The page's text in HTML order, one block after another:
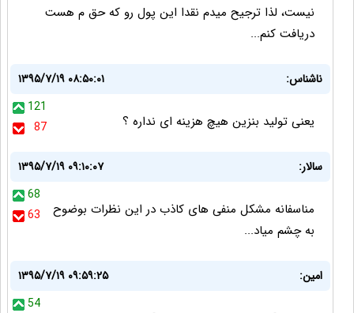
نیست، لذا ترجیح میدم نقدا این پول رو که حق م هست
دریافت کنم...
ناشناس:
۱۳۹۵/۷/۱۹ ۰۸:۵۰:۰۱
121
87
یعنی تولید بنزین هیچ هزینه ای نداره ؟
سالار:
۱۳۹۵/۷/۱۹ ۰۹:۱۰:۰۷
68
63
مناسفانه مشکل منفی های کاذب در این نظرات بوضوح
به چشم میاد...
امین:
۱۳۹۵/۷/۱۹ ۰۹:۵۹:۲۵
54